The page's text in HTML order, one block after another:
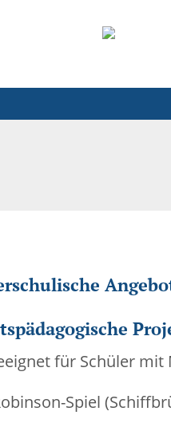
für Schüler
Spiel